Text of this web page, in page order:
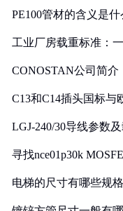
PE100管材的含义是什
工业厂房载重标准：
CONOSTAN公司简介
C13和C14插头国标与
LGJ-240/30导线参数
寻找nce01p30k
电梯的尺寸有哪些规格